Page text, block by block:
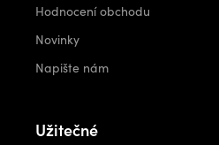
Hodnocení obchodu
Novinky
Napište nám
Užitečné